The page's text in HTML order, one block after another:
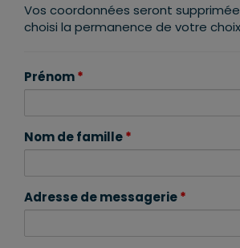
Vos coordonnées seront
choisi la permanence de votre
Prénom*
Nom de famille*
Adresse de messagerie*